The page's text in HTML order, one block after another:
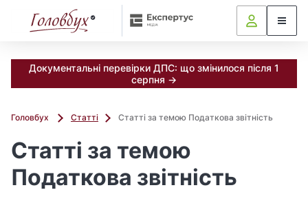
Документальні перевірки ДПС: що змінилося після 1
серпня →
Головбух Статті Статті за темою Податкова звітність
Статті за темою
Податкова звітність